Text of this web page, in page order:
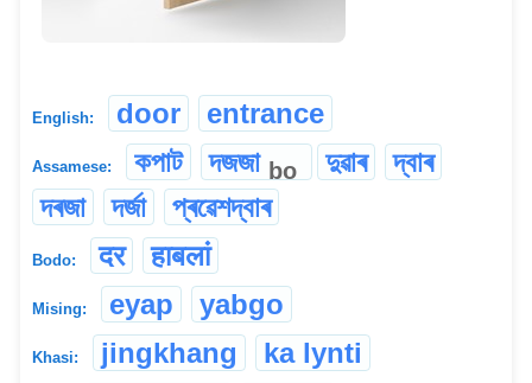
English: door entrance
Assamese: কপাট দজজা bo দুৱাৰ
দ্বাৰ
দৰজা
দৰ্জা প্ৰৱেশদ্বাৰ
Bodo: दर हाबलां
Mising: eyap yabgo
Khasi: jingkhang ka lynti